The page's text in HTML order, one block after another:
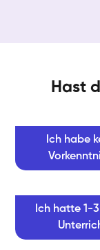
Hast
Ich habe
Ich hatte 1-